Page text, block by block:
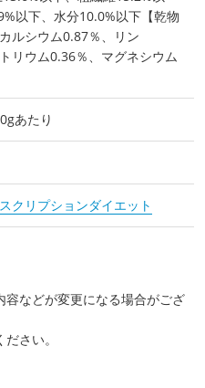
以下、水分10.0%以下【乾物
ルシウム0.87％、リン
リウム0.36％、マグネシウム
あたり
クリプションダイエット
などが変更になる場合がござ
さい。